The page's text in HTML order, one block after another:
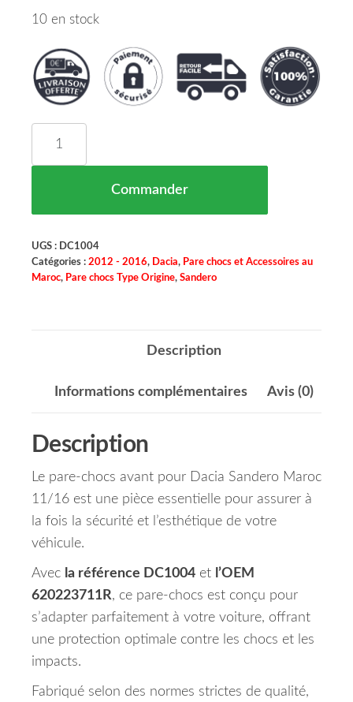
10 en stock
Commander
UGS : DC1004
Catégories : 2012 - 2016, Dacia, Pare chocs et Accessoires au
Maroc, Pare chocs Type Origine, Sandero
Description
Informations complémentaires Avis (0)
Description
Le pare-chocs avant pour Dacia Sandero Maroc
11/16 est une pièce essentielle pour assurer à
la fois la sécurité et l’esthétique de votre
véhicule.
Avec la référence DC1004 et l’OEM
620223711R, ce pare-chocs est conçu pour
s’adapter parfaitement à votre voiture, offrant
une protection optimale contre les chocs et les
impacts.
Fabriqué selon des normes strictes de qualité,